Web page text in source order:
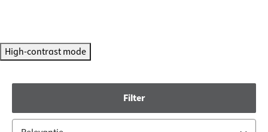
High-contrast mode
Filter